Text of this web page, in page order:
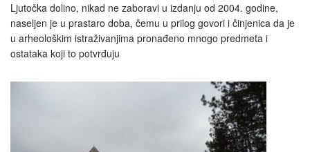
Ljutočka dolino, nikad ne zaboravi u izdanju od 2004. godine,
naseljen je u prastaro doba, čemu u prilog govori i činjenica da je
u arheološkim istraživanjima pronađeno mnogo predmeta i
ostataka koji to potvrđuju